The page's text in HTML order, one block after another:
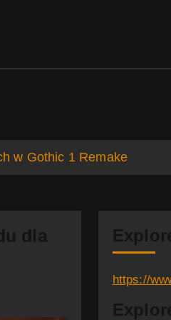
w Gothic 1 Remake
dla
https://